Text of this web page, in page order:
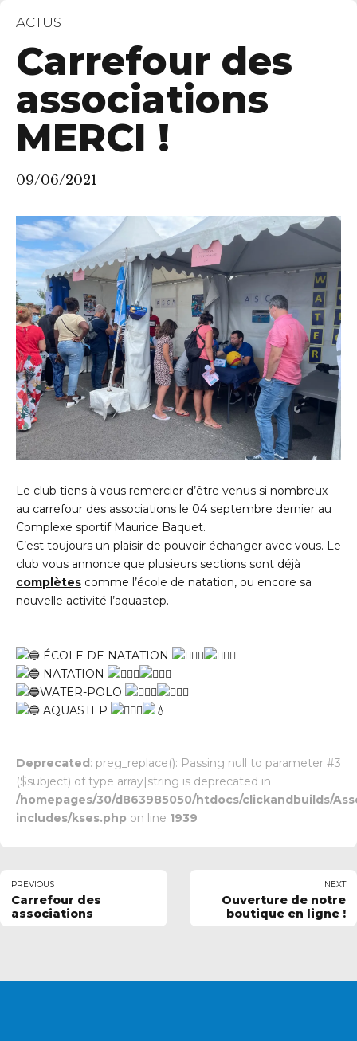
ACTUS
Carrefour des
associations
MERCI !
09/06/2021
Le club tiens à vous remercier d’être venus si nombreux
au carrefour des associations le 04 septembre dernier au
Complexe sportif Maurice Baquet.
C’est toujours un plaisir de pouvoir échanger avec vous. Le
club vous annonce que plusieurs sections sont déjà
complètes comme l’école de natation, ou encore sa
nouvelle activité l’aquastep.
ÉCOLE DE NATATION
NATATION
WATER-POLO
AQUASTEP
Deprecated : preg_replace(): Passing null to parameter #3
($subject) of type array|string is deprecated in
/homepages/30/d863985050/htdocs/clickandbuilds/
includes/kses.php on line 1939
PREVIOUS
Carrefour des
associations
NEXT
Ouverture de notre
boutique en ligne !